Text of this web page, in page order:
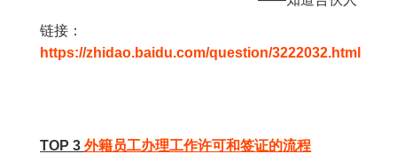
链接：
https://zhidao.baidu.com/question/3222032.html
TOP 3 外籍员工办理工作许可和签证的流程